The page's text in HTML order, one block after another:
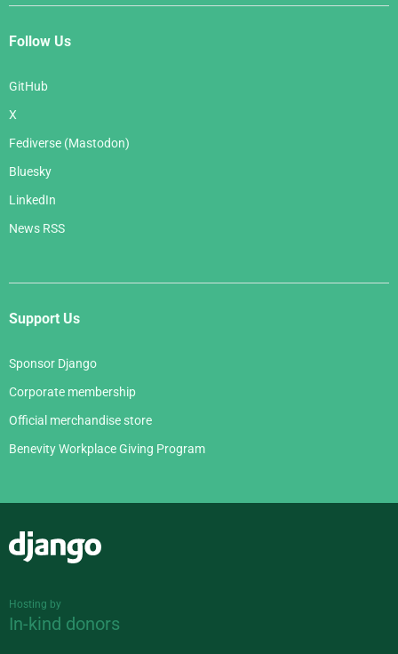
Follow Us
GitHub
X
Fediverse (Mastodon)
Bluesky
LinkedIn
News RSS
Support Us
Sponsor Django
Corporate membership
Official merchandise store
Benevity Workplace Giving Program
Hosting by
In-kind donors